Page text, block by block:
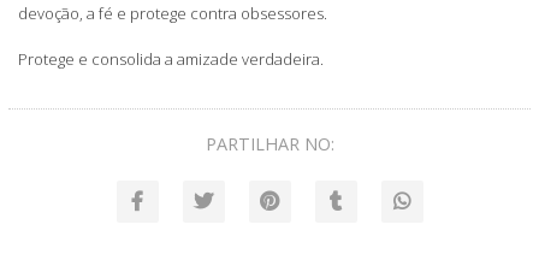
devoção, a fé e protege contra obsessores.
Protege e consolida a amizade verdadeira.
PARTILHAR NO: